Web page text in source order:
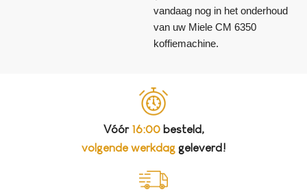
vandaag nog in het onderhoud
van uw Miele CM 6350
koffiemachine.
Vóór 16:00besteld,
volgende werkdaggeleverd!